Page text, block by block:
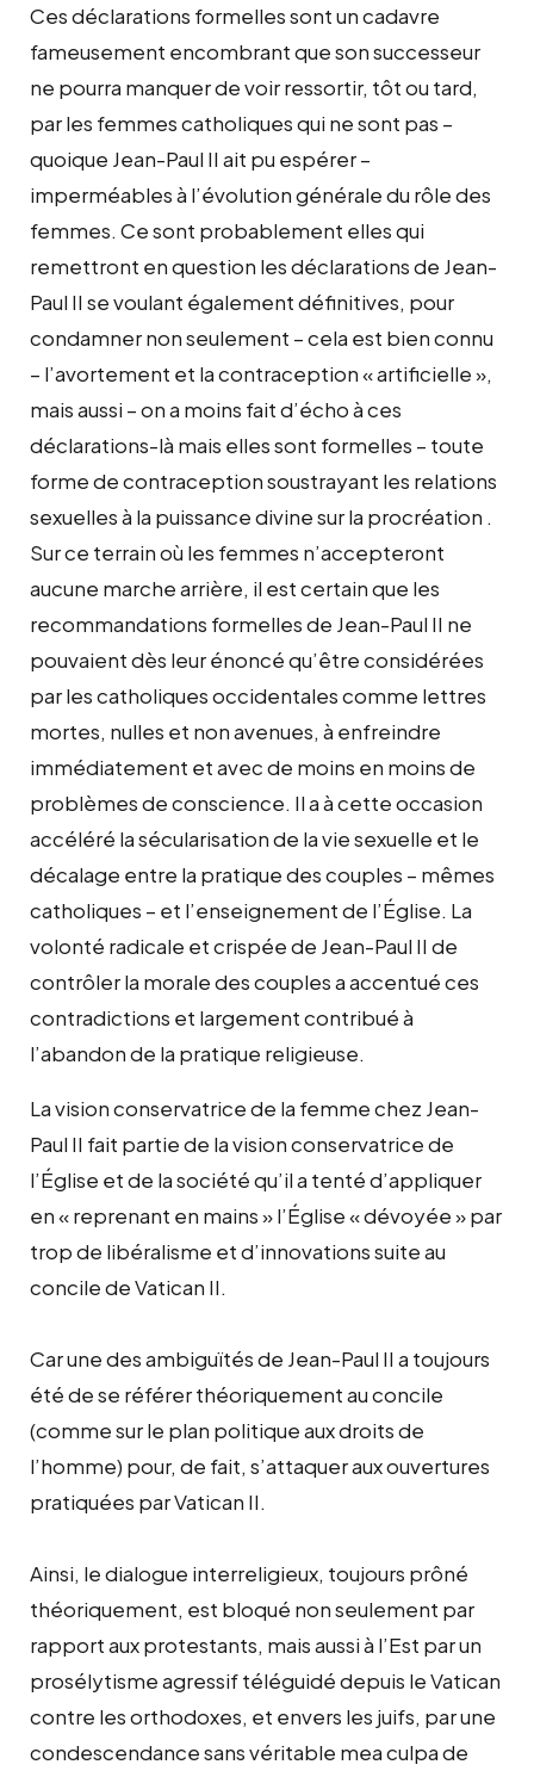
Ces déclarations formelles sont un cadavre
fameusement encombrant que son successeur
ne pourra manquer de voir ressortir, tôt ou tard,
par les femmes catholiques qui ne sont pas –
quoique Jean-Paul II ait pu espérer –
imperméables à l’évolution générale du rôle des
femmes. Ce sont probablement elles qui
remettront en question les déclarations de Jean-
Paul II se voulant également définitives, pour
condamner non seulement – cela est bien connu
– l’avortement et la contraception « artificielle »,
mais aussi – on a moins fait d’écho à ces
déclarations-là mais elles sont formelles – toute
forme de contraception soustrayant les relations
sexuelles à la puissance divine sur la procréation .
Sur ce terrain où les femmes n’accepteront
aucune marche arrière, il est certain que les
recommandations formelles de Jean-Paul II ne
pouvaient dès leur énoncé qu’être considérées
par les catholiques occidentales comme lettres
mortes, nulles et non avenues, à enfreindre
immédiatement et avec de moins en moins de
problèmes de conscience. Il a à cette occasion
accéléré la sécularisation de la vie sexuelle et le
décalage entre la pratique des couples – mêmes
catholiques – et l’enseignement de l’Église. La
volonté radicale et crispée de Jean-Paul II de
contrôler la morale des couples a accentué ces
contradictions et largement contribué à
l’abandon de la pratique religieuse.
La vision conservatrice de la femme chez Jean-
Paul II fait partie de la vision conservatrice de
l’Église et de la société qu’il a tenté d’appliquer
en « reprenant en mains » l’Église « dévoyée » par
trop de libéralisme et d’innovations suite au
concile de Vatican II.
Car une des ambiguïtés de Jean-Paul II a toujours
été de se référer théoriquement au concile
(comme sur le plan politique aux droits de
l’homme) pour, de fait, s’attaquer aux ouvertures
pratiquées par Vatican II.
Ainsi, le dialogue interreligieux, toujours prôné
théoriquement, est bloqué non seulement par
rapport aux protestants, mais aussi à l’Est par un
prosélytisme agressif téléguidé depuis le Vatican
contre les orthodoxes, et envers les juifs, par une
condescendance sans véritable mea culpa de